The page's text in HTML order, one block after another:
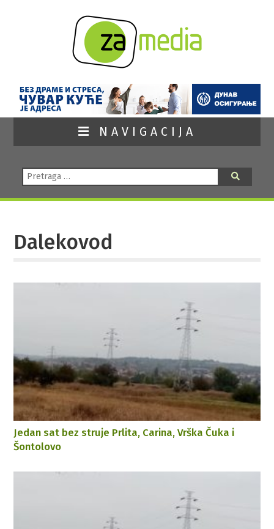
NAVIGACIJA
Pretraga:
Dalekovod
Jedan sat bez struje Prlita, Carina, Vrška Čuka i
Šontolovo